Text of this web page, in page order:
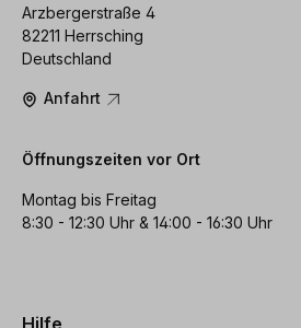
Arzbergerstraße 4
82211 Herrsching
Deutschland
Anfahrt
Öffnungszeiten vor Ort
Montag bis Freitag
8:30 - 12:30 Uhr & 14:00 - 16:30 Uhr
Hilfe